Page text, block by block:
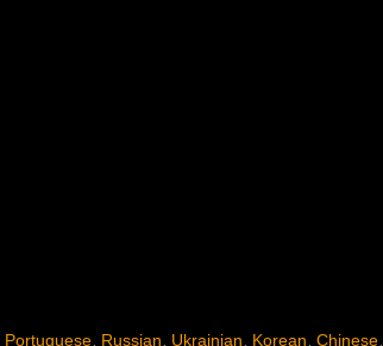
Portuguese, Russian, Ukrainian, Korean, Chinese,